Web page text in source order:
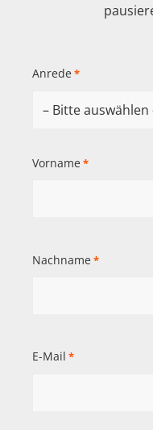
Anrede *
Vorname *
Nachname *
E-Mail *